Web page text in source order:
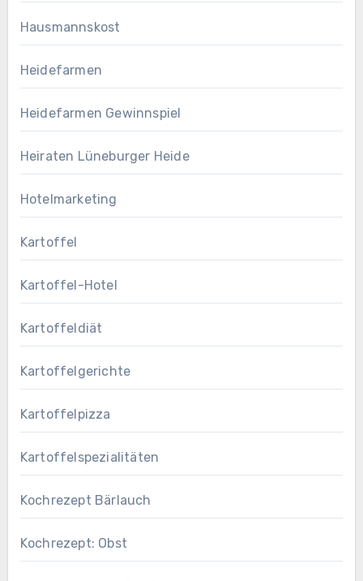
Hausmannskost
Heidefarmen
Heidefarmen Gewinnspiel
Heiraten Lüneburger Heide
Hotelmarketing
Kartoffel
Kartoffel-Hotel
Kartoffeldiät
Kartoffelgerichte
Kartoffelpizza
Kartoffelspezialitäten
Kochrezept Bärlauch
Kochrezept: Obst